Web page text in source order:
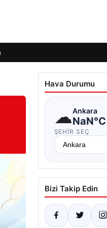
Hava Durumu
☁Ankara
NaN°C
ŞEHIR SEÇ
Bizi Takip Edin